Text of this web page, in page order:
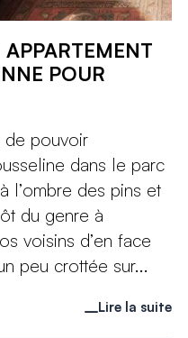
POUR
de pouvoir
dans le parc
l’ombre des pins et
du genre à
voisins d’en face
peu crottée sur...
Lire la suite